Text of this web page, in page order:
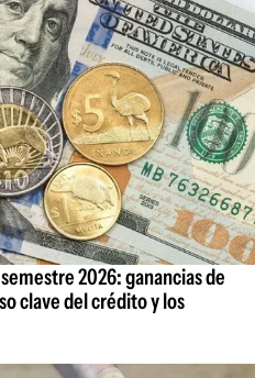
2026: ganancias de
clave del crédito y los